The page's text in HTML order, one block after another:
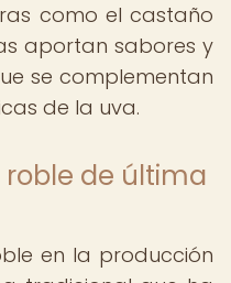
como el castaño
aportan sabores y
se complementan
de la uva.
roble de última
en la producción